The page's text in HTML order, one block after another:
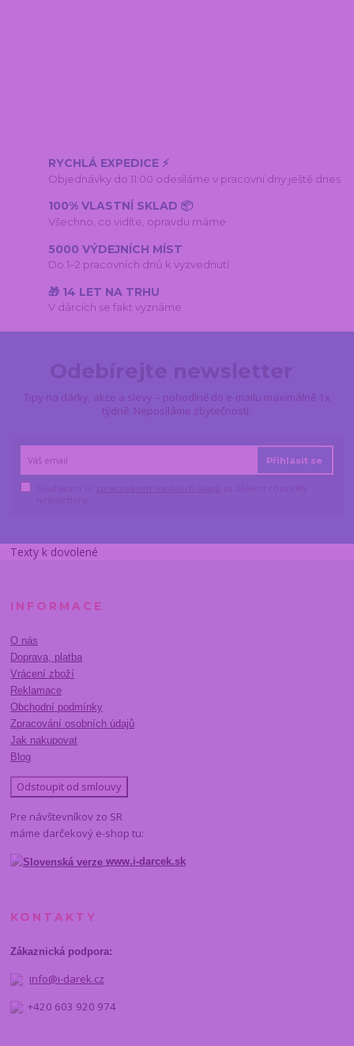
RYCHLÁ EXPEDICE ⚡
Objednávky do 11:00 odesíláme v pracovní dny ještě dnes
100% VLASTNÍ SKLAD 📦
Všechno, co vidíte, opravdu máme
5000 VÝDEJNÍCH MÍST
Do 1–2 pracovních dnů k vyzvednutí
🎁 14 LET NA TRHU
V dárcích se fakt vyznáme
Tipy na dárky, akce a slevy – pohodlně do e-mailu maximálně 1x
týdně. Neposíláme zbytečnosti.
Přihlásit se
Texty k dovolené
INFORMACE
O nás
Doprava, platba
Vrácení zboží
Reklamace
Obchodní podmínky
Zpracování osobních údajů
Jak nakupovat
Blog
Odstoupit od smlouvy
Pre návštevníkov zo SR
máme darčekový e-shop tu:
www.i-darcek.sk
KONTAKTY
Zákaznická podpora:
info@i-darek.cz
+420 603 920 974